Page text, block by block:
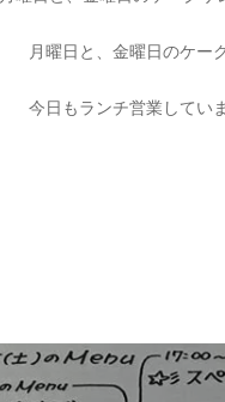
月曜日と、金曜日のケー
今日もランチ営業してい